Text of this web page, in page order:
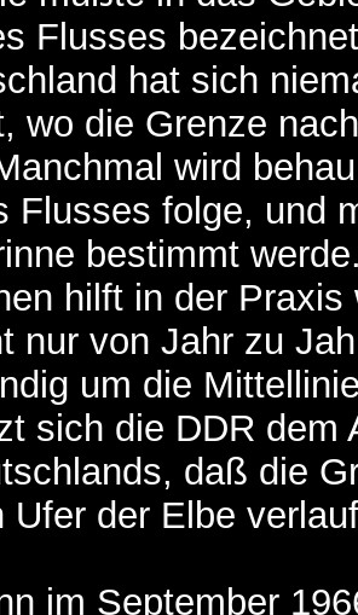
Flusses
hat sich
wo die Grenze
wird
Flusses folge, und
bestimmt
hilft in der
nur von Jahr zu
um die
sich die DDR dem
daß die
Ufer der Elbe
im September